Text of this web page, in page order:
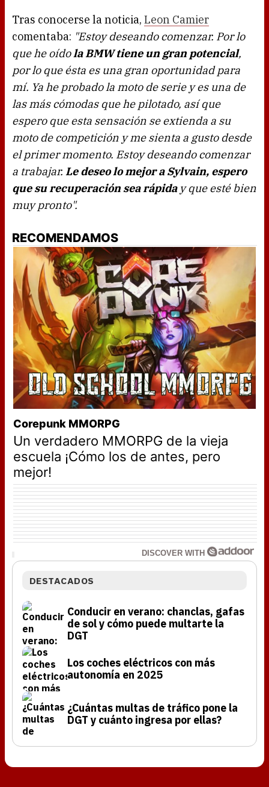
Tras conocerse la noticia, Leon Camier
comentaba: "Estoy deseando comenzar. Por lo
que he oídola BMW tiene un gran potencial,
por lo que ésta es una gran oportunidad para
mí. Ya he probado la moto de serie y es una de
las más cómodas que he pilotado, así que
espero que esta sensación se extienda a su
moto de competición y me sienta a gusto desde
el primer momento. Estoy deseando comenzar
a trabajar. Le deseo lo mejor a Sylvain, espero
que su recuperación sea rápiday que esté bien
muy pronto".
RECOMENDAMOS
Corepunk MMORPG
Un verdadero MMORPG de la vieja
escuela ¡Cómo los de antes, pero
mejor!
DISCOVER WITH
DESTACADOS
Conducir en verano: chanclas, gafas
de sol y cómo puede multarte la
DGT
Los coches eléctricos con más
autonomía en 2025
¿Cuántas multas de tráfico pone la
DGT y cuánto ingresa por ellas?